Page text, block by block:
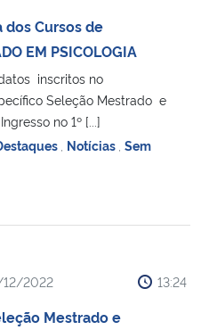
dos Cursos de
EM PSICOLOGIA
inscritos no
Seleção Mestrado e
no 1º [...]
Notícias Sem
12/2022 13:24
Mestrado e